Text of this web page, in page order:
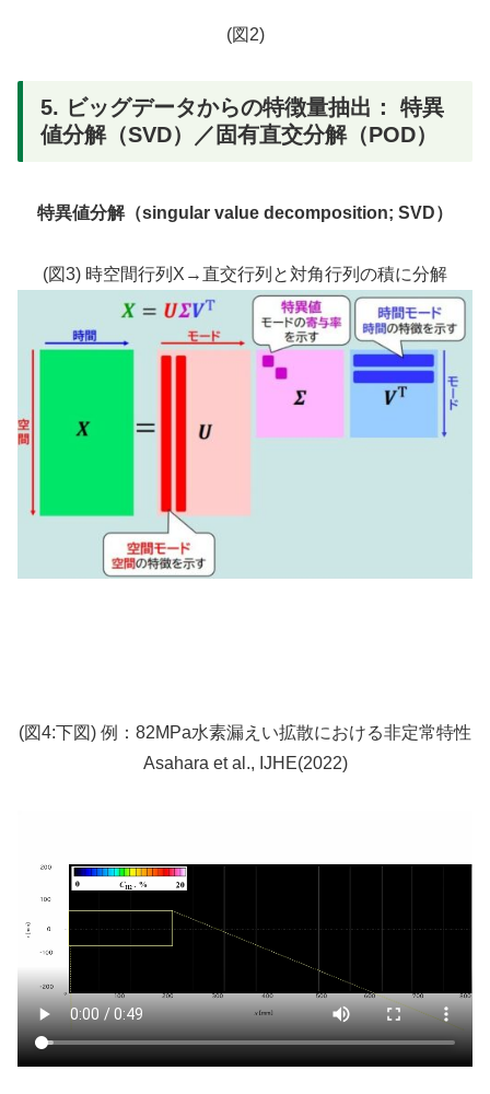
(図2)
5. ビッグデータからの特徴量抽出： 特異
値分解（SVD）／固有直交分解（POD）
特異値分解（singular value decomposition; SVD）
(図3) 時空間行列X→直交行列と対角行列の積に分解
(図4:下図) 例：82MPa水素漏えい拡散における非定常特性
Asahara et al., IJHE(2022)